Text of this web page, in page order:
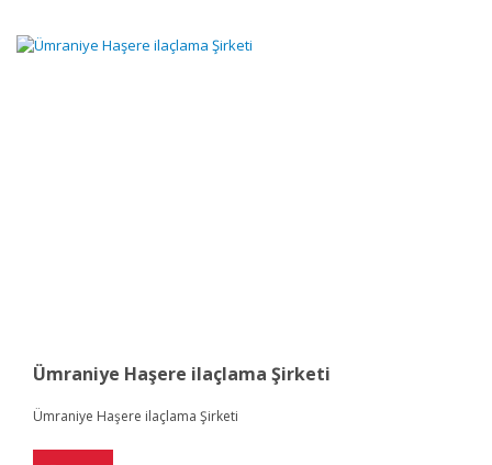
Ümraniye Haşere ilaçlama Şirketi
Ümraniye Haşere ilaçlama Şirketi